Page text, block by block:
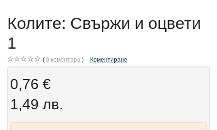
Колите: Свържи и оцвети
1
0 коментара Коментиране
0,76 €
1,49 лв.